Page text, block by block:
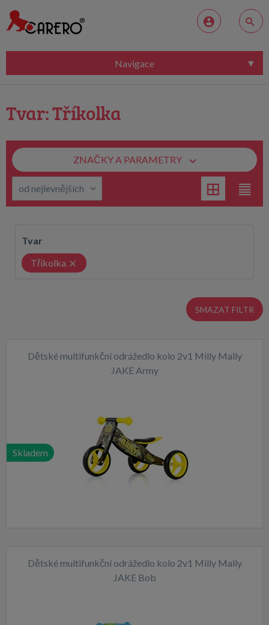
Navigace
Tvar: Tříkolka
ZNAČKY A PARAMETRY
Tvar
Tříkolka
SMAZAT FILTR
Dětské multifunkční odrážedlo kolo 2v1 Milly Mally
JAKE Army
Skladem
Dětské multifunkční odrážedlo kolo 2v1 Milly Mally
JAKE Bob